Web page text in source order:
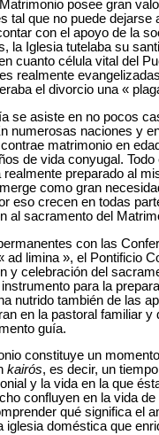
posee gran
tal que no puede
con el apoyo de la
la Iglesia tutelaba su
cuanto célula vital del
realmente
el divorcio una «
se asiste en no pocos
numerosas naciones y
matrimonio en
de vida conyugal.
preparado al
como gran
eso crecen en todas
al sacramento del
con las
ad limina », el Pontificio
y celebración del
para la
nutrido también de las
en la pastoral familiar
guía.
constituye un
kairós, es decir, un
y la vida en la que
confluyen en la vida
qué significa el
iglesia doméstica que